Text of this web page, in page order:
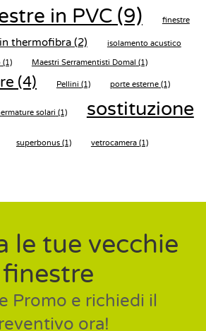
in PVC(9) finestre
thermofibra(2) isolamento acustico
(1) Maestri Serramentisti Domal (1)
(4) Pellini (1) porte esterne(1)
solari (1)
sostituzione
superbonus(1) vetrocamera(1)
le tue vecchie
finestre
Promo e richiedi il
ora!